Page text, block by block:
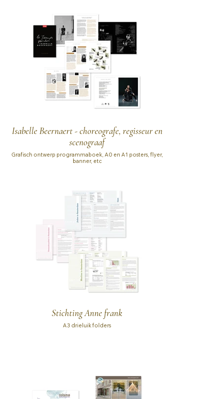
Isabelle Beernaert - choreografe, regisseur en
scenograaf
Grafisch ontwerp programmaboek, A0 en A1 posters, flyer,
banner, etc
Stichting Anne frank
A3 drieluik folders